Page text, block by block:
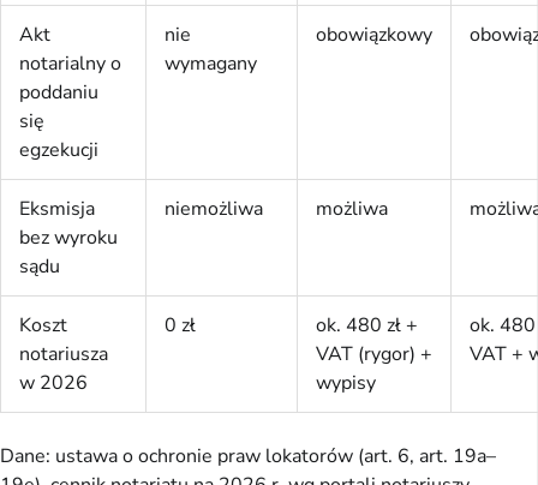
Akt
notarialny o
poddaniu
się
egzekucji
nie
wymagany
obowiązkowy
Eksmisja
bez wyroku
sądu
niemożliwa możliwa
Koszt
notariusza
w 2026
0 zł
ok. 480 zł +
VAT (rygor) +
wypisy
ok. 480
VAT +
Dane: ustawa o ochronie praw lokatorów (art. 6, art. 19a–